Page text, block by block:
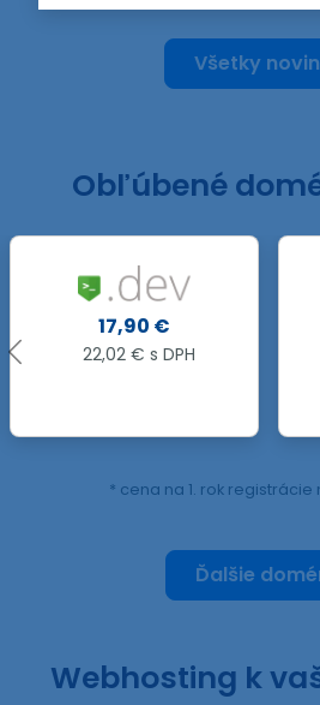
Všetky
Obľúbené
39,90 €
49,08 € s DPH
* cena na 1. rok
Ďalšie
Webhosting k